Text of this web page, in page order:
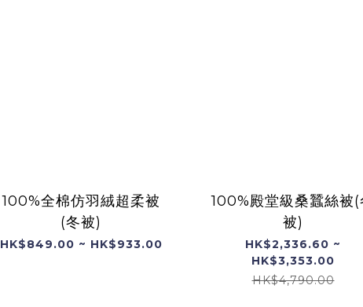
100%全棉仿羽絨超柔被
(冬被)
HK$849.00 ~ HK$933.00
100%殿堂級桑蠶絲被(
被)
HK$2,336.60 ~
HK$3,353.00
HK$4,790.00